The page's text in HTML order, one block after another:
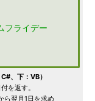
フライデー
、下：VB）
を返す。
ら翌月1日を求め